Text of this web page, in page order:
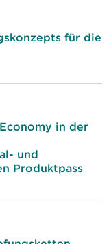
für die
in der
und
Produktpass